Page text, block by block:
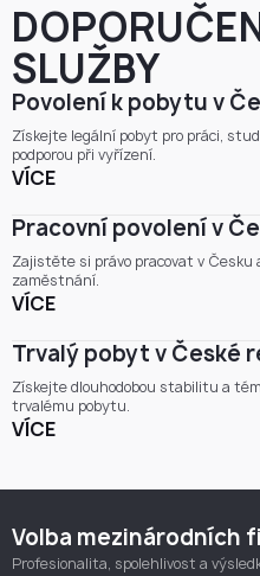
SLUŽBY
Povolení k pobytu v
Získejte legální pobyt pro práci,
podporou při vyřízení.
VÍCE
Pracovní povolení v
Zajistěte si právo pracovat v Česku
zaměstnání.
VÍCE
Trvalý pobyt v České
Získejte dlouhodobou stabilitu a
trvalému pobytu.
VÍCE
Volba mezinárodních
Profesionalita, spolehlivost a